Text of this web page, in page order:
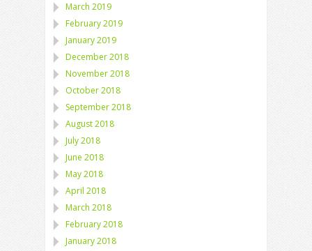
March 2019
February 2019
January 2019
December 2018
November 2018
October 2018
September 2018
August 2018
July 2018
June 2018
May 2018
April 2018
March 2018
February 2018
January 2018